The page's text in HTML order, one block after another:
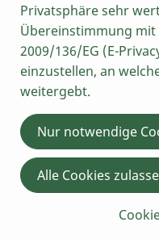
1 Stk
Pizzateig
Auswahl ändern
Privatsphäre sehr
Übereinstimmung mit
2009/136/EG (E-
einzustellen, an
weitergebt.
Nur notwendige
Alle Cookies